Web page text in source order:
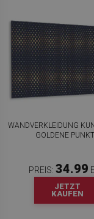
WANDVERKLEIDUNG
GOLDENE
PREIS: 34.99
JETZT
KAUFEN